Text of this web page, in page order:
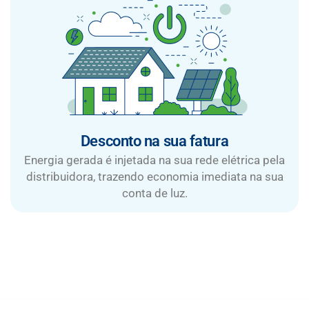
Desconto na sua fatura
Energia gerada é injetada na sua rede elétrica pela
distribuidora, trazendo economia imediata na sua
conta de luz.